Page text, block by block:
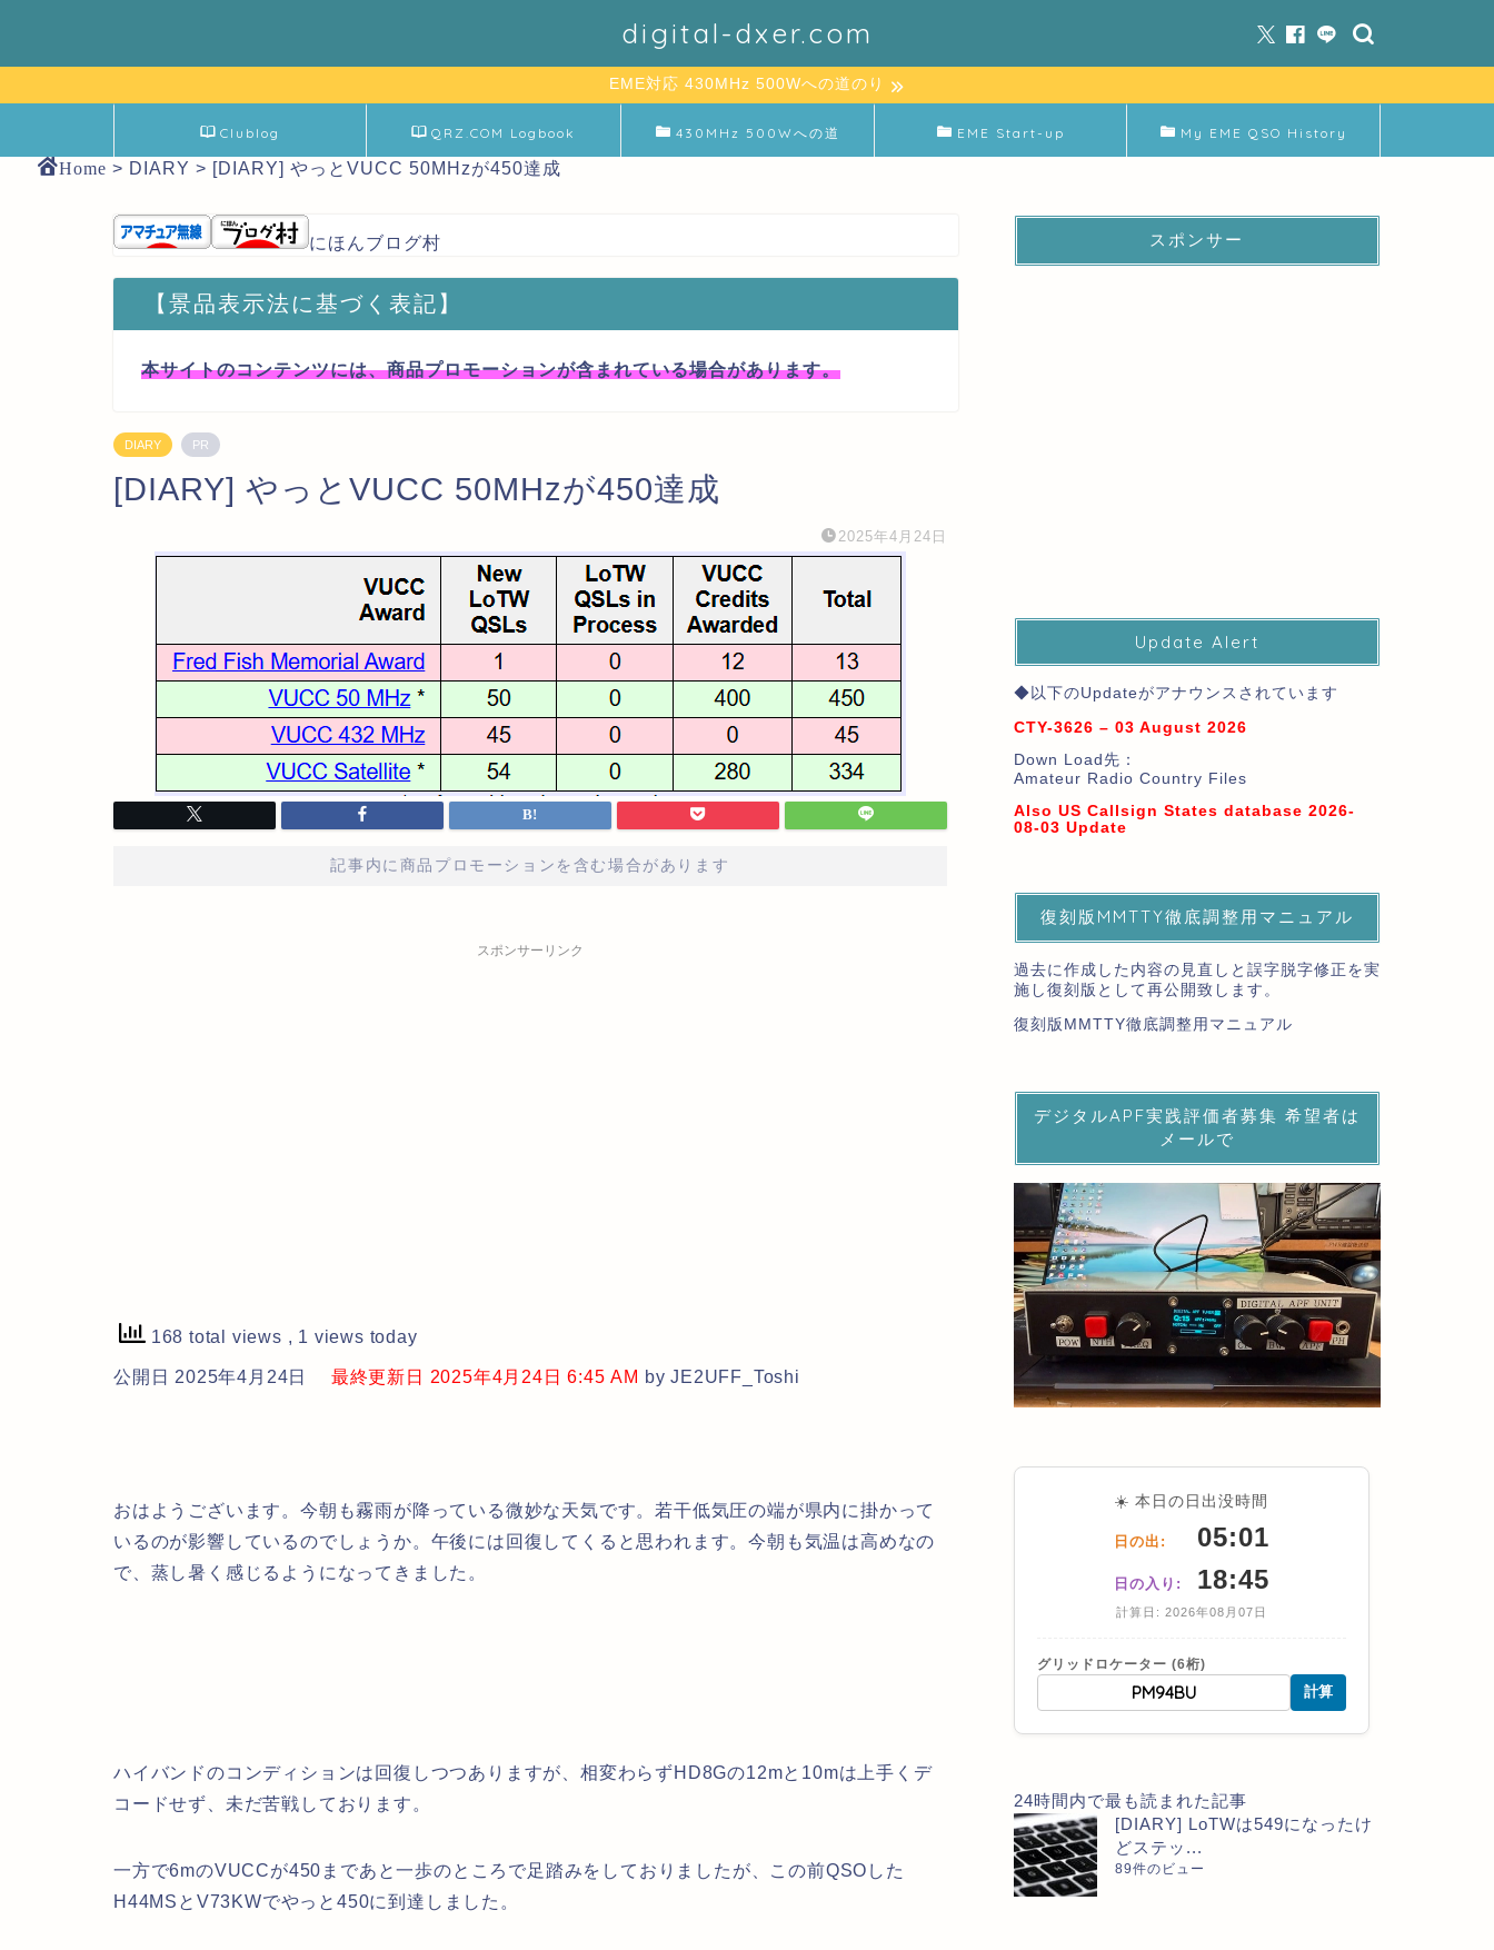
digital-dxer.com
EME対応 430MHz 500Wへの道のり
Clublog QRZ.COM Logbook 430MHz 500Wへの道 EME Start-up My EME QSO History
Home > DIARY > [DIARY] やっとVUCC 50MHzが450達成
にほんブログ村
【景品表示法に基づく表記】
本サイトのコンテンツには、商品プロモーションが含まれている場合があります。
DIARY PR
[DIARY] やっとVUCC 50MHzが450達成
2025年4月24日
記事内に商品プロモーションを含む場合があります
スポンサーリンク
168 total views , 1 views today
公開日 2025年4月24日 最終更新日 2025年4月24日 6:45 AM by JE2UFF_Toshi
おはようございます。今朝も霧雨が降っている微妙な天気です。若干低気圧の端が県内に掛かって
いるのが影響しているのでしょうか。午後には回復してくると思われます。今朝も気温は高めなの
で、蒸し暑く感じるようになってきました。
ハイバンドのコンディションは回復しつつありますが、相変わらずHD8Gの12mと10mは上手くデ
コードせず、未だ苦戦しております。
一方で6mのVUCCが450まであと一歩のところで足踏みをしておりましたが、この前QSOした
H44MSとV73KWでやっと450に到達しました。
スポンサー
Update Alert
◆以下のUpdateがアナウンスされています
CTY-3626 – 03 August 2026
Down Load先：
Amateur Radio Country Files
Also US Callsign States database 2026-
08-03 Update
復刻版MMTTY徹底調整用マニュアル
過去に作成した内容の見直しと誤字脱字修正を実
施し復刻版として再公開致します。
復刻版MMTTY徹底調整用マニュアル
デジタルAPF実践評価者募集 希望者は
メールで
☀️ 本日の日出没時間
日の出: 05:01
日の入り: 18:45
計算日: 2026年08月07日
グリッドロケーター (6桁)
計算
24時間内で最も読まれた記事
[DIARY] LoTWは549になったけ
どステッ...
89件のビュー